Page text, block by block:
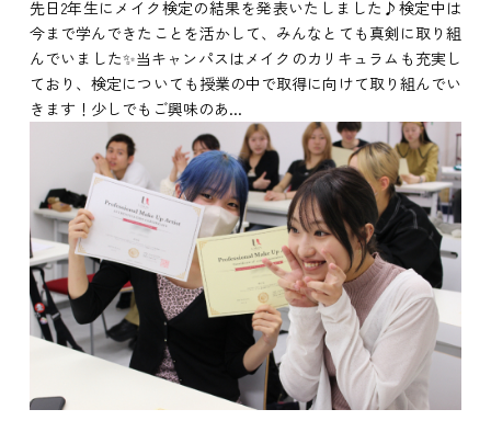
先日2年生にメイク検定の結果を発表いたしました♪検定中は
今まで学んできたことを活かして、みんなとても真剣に取り組
んでいました✨当キャンパスはメイクのカリキュラムも充実し
ており、検定についても授業の中で取得に向けて取り組んでい
きます！少しでもご興味のあ...